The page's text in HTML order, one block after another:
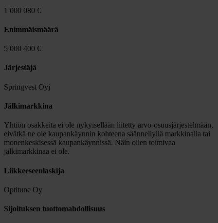
1 000 080 €
Enimmäismäärä
5 000 400 €
Järjestäjä
Springvest Oyj
Jälkimarkkina
Yhtiön osakkeita ei ole nykyisellään liitetty arvo-osuusjärjestelmään,
eivätkä ne ole kaupankäynnin kohteena säännellyllä markkinalla tai
monenkeskisessä kaupankäynnissä. Näin ollen toimivaa
jälkimarkkinaa ei ole.
Liikkeeseenlaskija
Optitune Oy
Sijoituksen tuottomahdollisuus